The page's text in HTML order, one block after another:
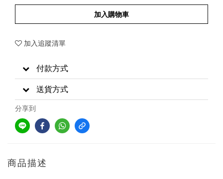
加入購物車
加入追蹤清單
付款方式
送貨方式
分享到
商品描述